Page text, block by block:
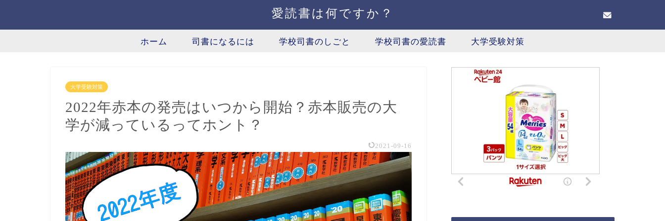
愛読書は何ですか？
ホーム 司書になるには 学校司書のしごと 学校司書の愛読書 大学受験対策
大学受験対策
2022年赤本の発売はいつから開始？赤本販売の大
学が減っているってホント？
2021-09-16